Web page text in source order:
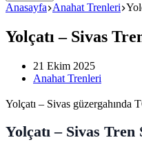
Anasayfa Anahat Trenleri
Yolçatı – Sivas
21 Ekim 2025
Anahat Trenleri
Yolçatı – Sivas güzergahında
Yolçatı – Sivas Tren